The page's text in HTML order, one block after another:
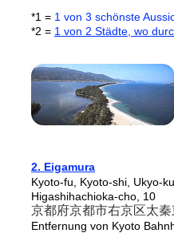
*1 = 1 von 3 schönste
*2 = 1 von 2 Städte, wo
2. Eigamura
Kyoto-fu, Kyoto-shi, Ukyo-
Higashihachioka-cho, 10
京都府京都市右京区太
Entfernung von Kyoto